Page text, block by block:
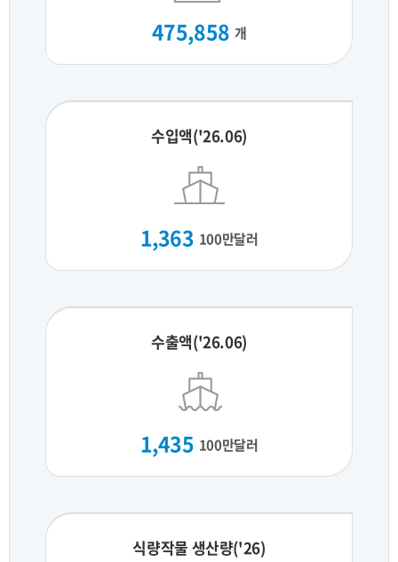
475,858 개
수입액('26.06)
1,363 100만달러
수출액('26.06)
1,435 100만달러
식량작물 생산량('26)